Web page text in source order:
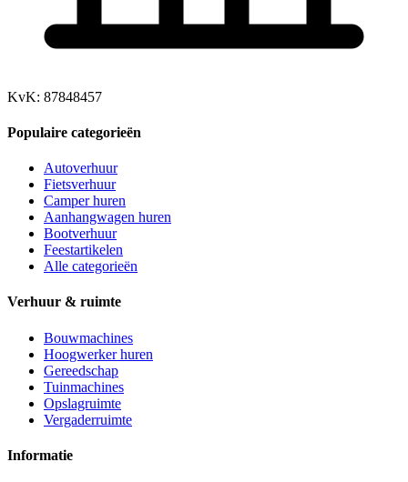
KvK: 87848457
Populaire categorieën
Autoverhuur
Fietsverhuur
Camper huren
Aanhangwagen huren
Bootverhuur
Feestartikelen
Alle categorieën
Verhuur & ruimte
Bouwmachines
Hoogwerker huren
Gereedschap
Tuinmachines
Opslagruimte
Vergaderruimte
Informatie